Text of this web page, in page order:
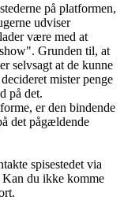
på platformen,
udviser
være med at
Grunden til, at
selvsagt at de kunne
mister penge
på det.
er den bindende
det pågældende
spisestedet via
Kan du ikke komme